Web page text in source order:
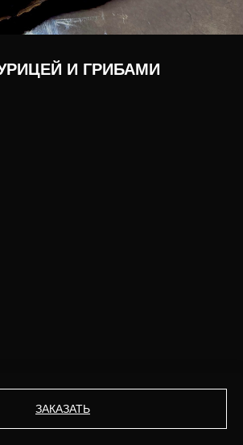
И ГРИБАМИ
ЗАКАЗАТЬ